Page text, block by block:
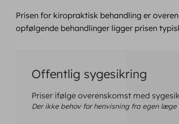
Prisen for kiropraktisk behandling er
opfølgende behandlinger ligger prisen
Offentlig sygesikring
Priser ifølge overenskomst med
Der ikke behov for henvisning fra egen